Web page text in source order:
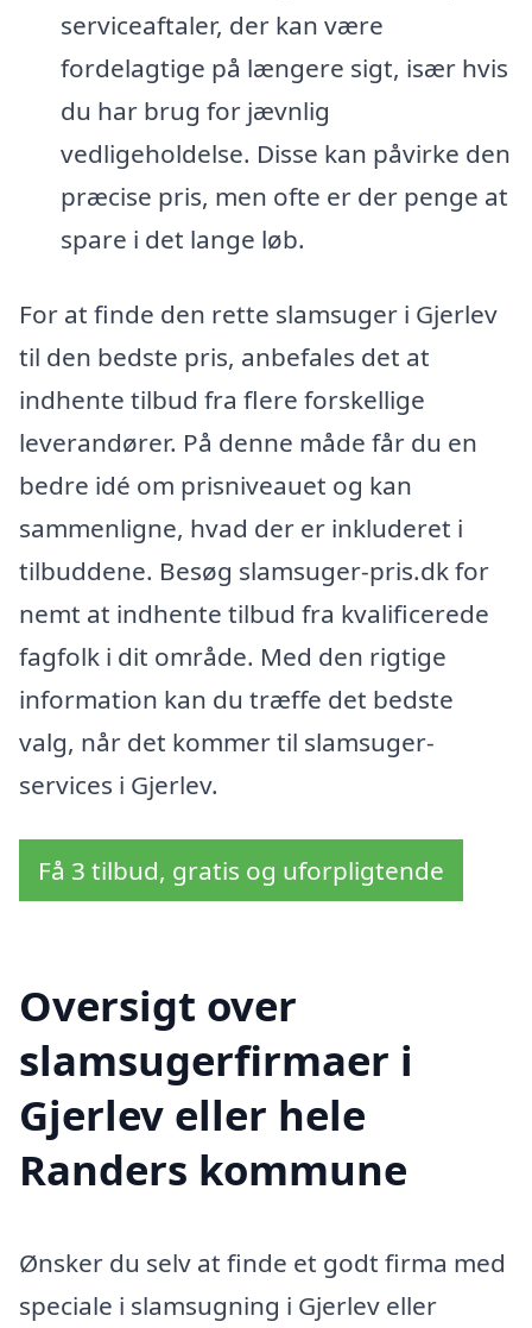
serviceaftaler, der kan være
fordelagtige på længere sigt, især hvis
du har brug for jævnlig
vedligeholdelse. Disse kan påvirke den
præcise pris, men ofte er der penge at
spare i det lange løb.
For at finde den rette slamsuger i Gjerlev
til den bedste pris, anbefales det at
indhente tilbud fra flere forskellige
leverandører. På denne måde får du en
bedre idé om prisniveauet og kan
sammenligne, hvad der er inkluderet i
tilbuddene. Besøg slamsuger-pris.dk for
nemt at indhente tilbud fra kvalificerede
fagfolk i dit område. Med den rigtige
information kan du træffe det bedste
valg, når det kommer til slamsuger-
services i Gjerlev.
Få 3 tilbud, gratis og uforpligtende
Oversigt over
slamsugerfirmaer i
Gjerlev eller hele
Randers kommune
Ønsker du selv at finde et godt firma med
speciale i slamsugning i Gjerlev eller